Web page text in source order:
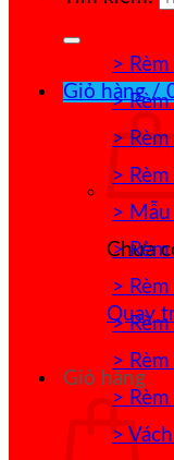
Giỏ hàng /
Chưa
Quay
Giỏ hàng
> Rèm
>
>
>
>
>
>
>
>
>
>